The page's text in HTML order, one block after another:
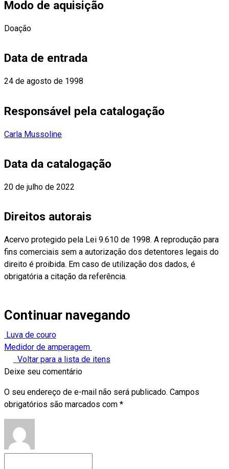
Modo de aquisição
Doação
Data de entrada
24 de agosto de 1998
Responsável pela catalogação
Carla Mussoline
Data da catalogação
20 de julho de 2022
Direitos autorais
Acervo protegido pela Lei 9.610 de 1998. A reprodução para
fins comerciais sem a autorização dos detentores legais do
direito é proibida. Em caso de utilização dos dados, é
obrigatória a citação da referência.
Continuar navegando
Luva de couro
Medidor de amperagem
Voltar para a lista de itens
Deixe seu comentário
O seu endereço de e-mail não será publicado. Campos
obrigatórios são marcados com *